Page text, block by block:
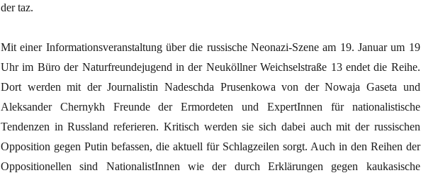
der taz.
Mit einer Informationsveranstaltung über die russische Neonazi-Szene am 19. Januar um 19
Uhr im Büro der Naturfreundejugend in der Neuköllner Weichselstraße 13 endet die Reihe.
Dort werden mit der Journalistin Nadeschda Prusenkowa von der Nowaja Gaseta und
Aleksander Chernykh Freunde der Ermordeten und ExpertInnen für nationalistische
Tendenzen in Russland referieren. Kritisch werden sie sich dabei auch mit der russischen
Opposition gegen Putin befassen, die aktuell für Schlagzeilen sorgt. Auch in den Reihen der
Oppositionellen sind NationalistInnen wie der durch Erklärungen gegen kaukasische